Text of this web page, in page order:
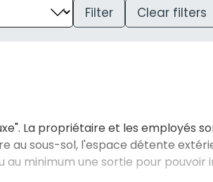
Filter Clear filters
La propriétaire et les employés
au sous-sol, l'espace détente
minimum une sortie pour pouvoir